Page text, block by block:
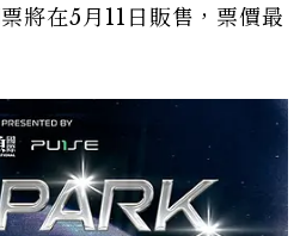
在5月11日販售，票價最